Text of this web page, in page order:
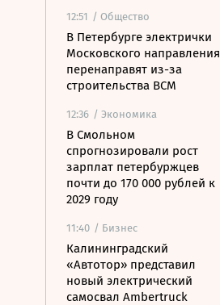
12:51 / Общество
В Петербурге электрички
Московского направления
перенаправят из-за
строительства ВСМ
12:36 / Экономика
В Смольном
спрогнозировали рост
зарплат петербуржцев
почти до 170 000 рублей к
2029 году
11:40 / Бизнес
Калининградский
«Автотор» представил
новый электрический
самосвал Ambertruck